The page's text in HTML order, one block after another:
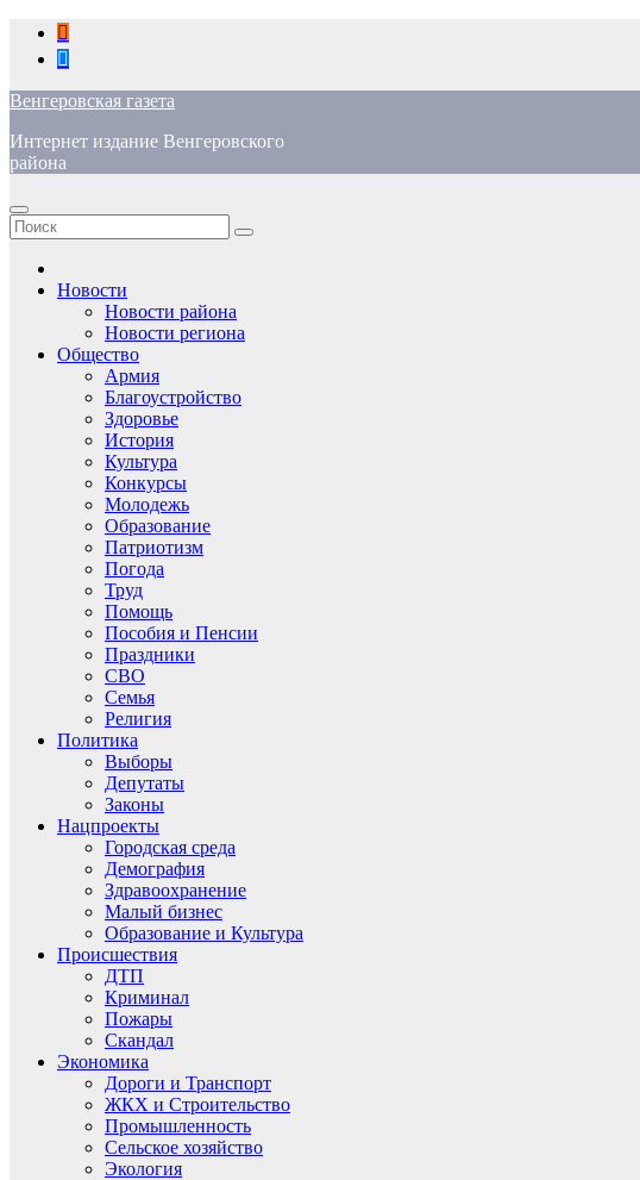
Перейти
содержимому
Венгеровская газета
Интернет издание Венгеровского
района
Новости
Новости района
Новости региона
Общество
Армия
Благоустройство
Здоровье
История
Культура
Конкурсы
Молодежь
Образование
Патриотизм
Погода
Труд
Помощь
Пособия и Пенсии
Праздники
СВО
Семья
Религия
Политика
Выборы
Депутаты
Законы
Нацпроекты
Городская среда
Демография
Здравоохранение
Малый бизнес
Образование и Культура
Происшествия
ДТП
Криминал
Пожары
Скандал
Экономика
Дороги и Транспорт
ЖКХ и Строительство
Промышленность
Сельское хозяйство
Экология